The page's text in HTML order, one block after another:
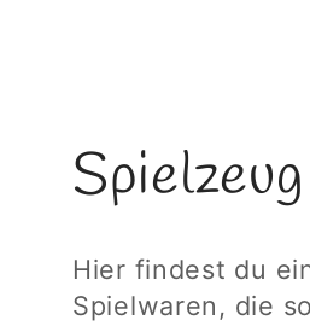
K
a
Spielzeug
Hier findest du
Spielwaren, die